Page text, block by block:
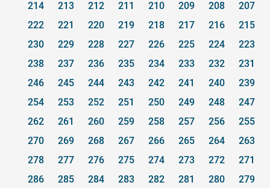
207
208
209
210
211
212
213
214
215
216
217
218
219
220
221
222
223
224
225
226
227
228
229
230
231
232
233
234
235
236
237
238
239
240
241
242
243
244
245
246
247
248
249
250
251
252
253
254
255
256
257
258
259
260
261
262
263
264
265
266
267
268
269
270
271
272
273
274
275
276
277
278
279
280
281
282
283
284
285
286